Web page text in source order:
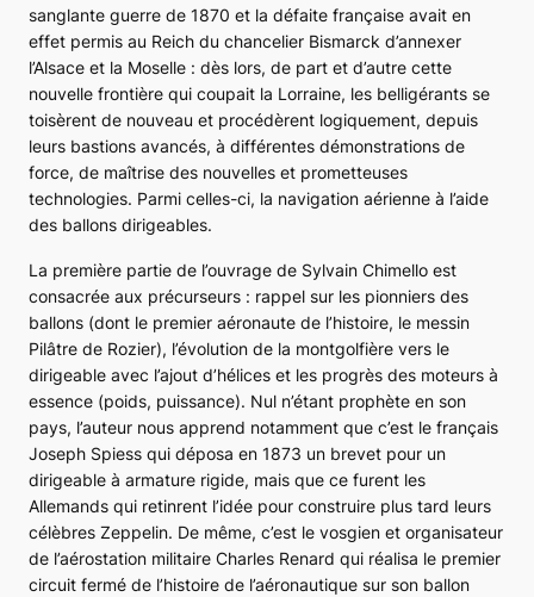
sanglante guerre de 1870 et la défaite française avait en
effet permis au Reich du chancelier Bismarck d’annexer
l’Alsace et la Moselle : dès lors, de part et d’autre cette
nouvelle frontière qui coupait la Lorraine, les belligérants se
toisèrent de nouveau et procédèrent logiquement, depuis
leurs bastions avancés, à différentes démonstrations de
force, de maîtrise des nouvelles et prometteuses
technologies. Parmi celles-ci, la navigation aérienne à l’aide
des ballons dirigeables.
La première partie de l’ouvrage de Sylvain Chimello est
consacrée aux précurseurs : rappel sur les pionniers des
ballons (dont le premier aéronaute de l’histoire, le messin
Pilâtre de Rozier), l’évolution de la montgolfière vers le
dirigeable avec l’ajout d’hélices et les progrès des moteurs à
essence (poids, puissance). Nul n’étant prophète en son
pays, l’auteur nous apprend notamment que c’est le français
Joseph Spiess qui déposa en 1873 un brevet pour un
dirigeable à armature rigide, mais que ce furent les
Allemands qui retinrent l’idée pour construire plus tard leurs
célèbres Zeppelin. De même, c’est le vosgien et organisateur
de l’aérostation militaire Charles Renard qui réalisa le premier
circuit fermé de l’histoire de l’aéronautique sur son ballon